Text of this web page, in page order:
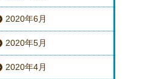
2020年6月
2020年5月
2020年4月